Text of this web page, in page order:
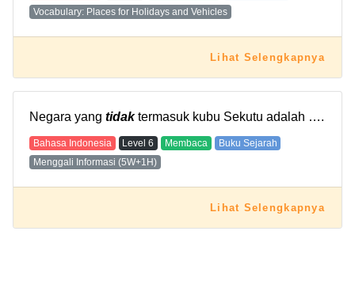
Vocabulary: Places for Holidays and Vehicles
Lihat Selengkapnya
Negara yang tidaktermasuk kubu Sekutu adalah ….
Bahasa Indonesia Level 6 Membaca
Buku Sejarah
Menggali Informasi (5W+1H)
Lihat Selengkapnya